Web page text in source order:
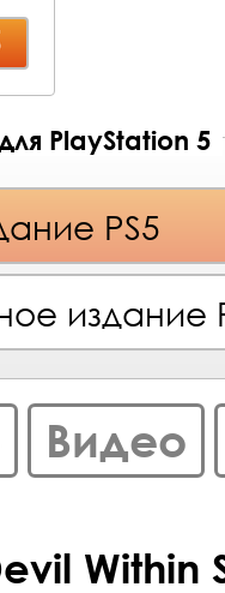
PlayStation 5
PS5
издание
Видео
Within